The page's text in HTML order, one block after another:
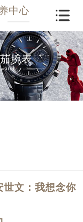
中心
腕表
世文：我想念你